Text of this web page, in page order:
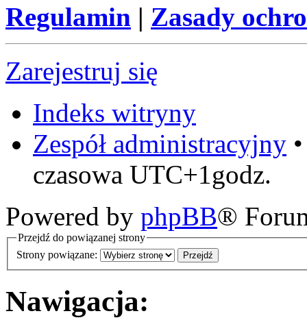
Regulamin | Zasady
Zarejestruj się
Indeks witryny
Zespół administracyjny
czasowa UTC+1godz.
Powered by phpBB®
Przejdź do powiązanej strony
Strony powiązane:
Nawigacja: